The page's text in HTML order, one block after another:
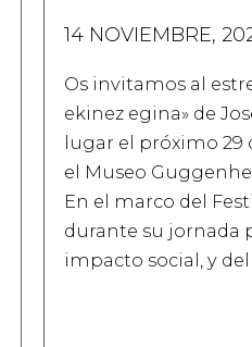
14 NOVIEMBRE,
Os invitamos al
ekinez egina» de
lugar el próximo 29
el Museo
En el marco del
durante su jornada
impacto social, y